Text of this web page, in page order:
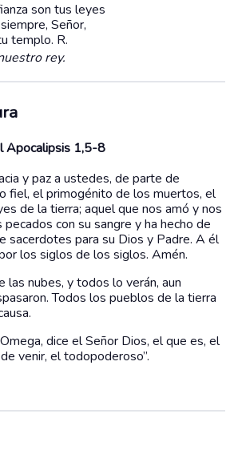
son tus leyes
Señor,
templo. R.
rey.
Apocalipsis 1,5-8
y paz a ustedes, de parte de
fiel, el primogénito de los muertos, el
de la tierra; aquel que nos amó y nos
con su sangre y ha hecho de
sacerdotes para su Dios y Padre. A él
los siglos de los siglos. Amén.
las nubes, y todos lo verán, aun
Todos los pueblos de la tierra
dice el Señor Dios, el que es, el
venir, el todopoderoso”.